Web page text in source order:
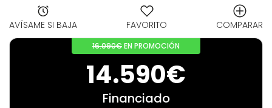
AVÍSAME SI BAJA FAVORITO COMPARAR
16.090€EN PROMOCIÓN
14.590€
Financiado